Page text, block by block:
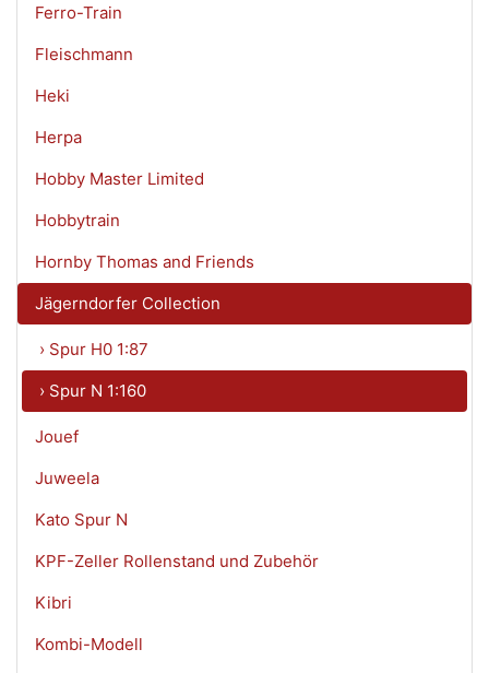
Ferro-Train
Fleischmann
Heki
Herpa
Hobby Master Limited
Hobbytrain
Hornby Thomas and Friends
Jägerndorfer Collection
› Spur H0 1:87
› Spur N 1:160
Jouef
Juweela
Kato Spur N
KPF-Zeller Rollenstand und Zubehör
Kibri
Kombi-Modell